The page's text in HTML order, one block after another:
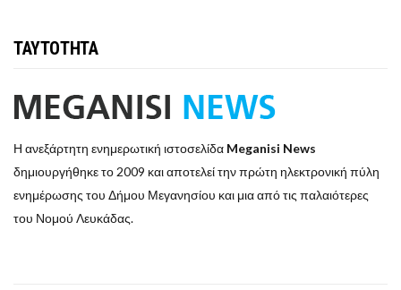
ΤΑΥΤΟΤΗΤΑ
Η ανεξάρτητη ενημερωτική ιστοσελίδα Meganisi News
δημιουργήθηκε το 2009 και αποτελεί την πρώτη ηλεκτρονική πύλη
ενημέρωσης του Δήμου Μεγανησίου και μια από τις παλαιότερες
του Νομού Λευκάδας.